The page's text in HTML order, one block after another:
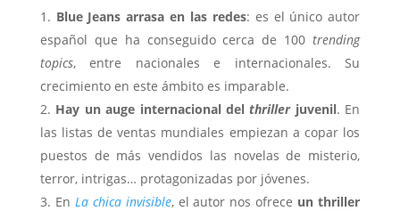
Blue Jeans arrasa en las redes: es el único autor
español que ha conseguido cerca de 100trending
topics, entre nacionales e internacionales. Su
crecimiento en este ámbito es imparable.
Hay un auge internacional delthrillerjuvenil. En
las listas de ventas mundiales empiezan a copar los
puestos de más vendidos las novelas de misterio,
terror, intrigas… protagonizadas por jóvenes.
En La chica invisible, el autor nos ofrece un thriller